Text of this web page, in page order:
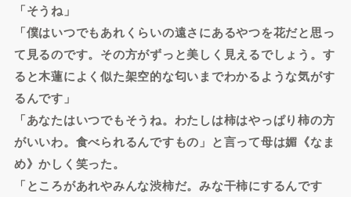
「そうね」
「僕はいつでもあれくらいの遠さにあるやつを花だと思っ
て見るのです。その方がずっと美しく見えるでしょう。す
ると木蓮によく似た架空的な匂いまでわかるような気がす
るんです」
「あなたはいつでもそうね。わたしは柿はやっぱり柿の方
がいいわ。食べられるんですもの」と言って母は媚《なま
め》かしく笑った。
「ところがあれやみんな渋柿だ。みな干柿にするんです